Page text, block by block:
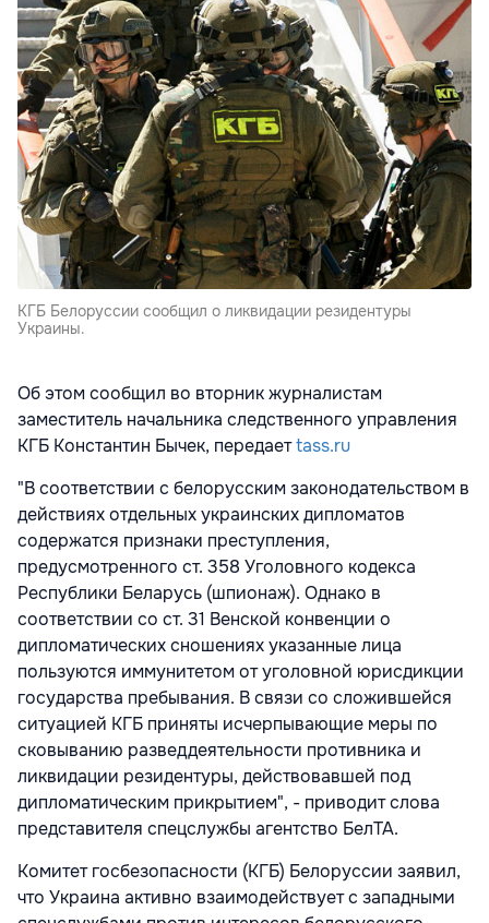
КГБ Белоруссии сообщил о ликвидации резидентуры
Украины.
Об этом сообщил во вторник журналистам
заместитель начальника следственного управления
КГБ Константин Бычек, передаетtass.ru
"В соответствии с белорусским законодательством в
действиях отдельных украинских дипломатов
содержатся признаки преступления,
предусмотренного ст. 358 Уголовного кодекса
Республики Беларусь (шпионаж). Однако в
соответствии со ст. 31 Венской конвенции о
дипломатических сношениях указанные лица
пользуются иммунитетом от уголовной юрисдикции
государства пребывания. В связи со сложившейся
ситуацией КГБ приняты исчерпывающие меры по
сковыванию разведдеятельности противника и
ликвидации резидентуры, действовавшей под
дипломатическим прикрытием", - приводит слова
представителя спецслужбы агентство БелТА.
Комитет госбезопасности (КГБ) Белоруссии заявил,
что Украина активно взаимодействует с западными